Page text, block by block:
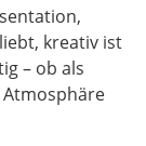
kreativ ist
– ob als